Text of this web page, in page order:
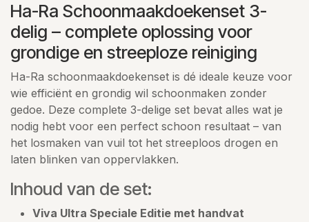
Ha-Ra Schoonmaakdoekenset 3-
delig – complete oplossing voor
grondige en streeploze reiniging
Ha-Ra schoonmaakdoekenset is dé ideale keuze voor
wie efficiënt en grondig wil schoonmaken zonder
gedoe. Deze complete 3-delige set bevat alles wat je
nodig hebt voor een perfect schoon resultaat – van
het losmaken van vuil tot het streeploos drogen en
laten blinken van oppervlakken.
Inhoud van de set:
Viva Ultra Speciale Editie met handvat